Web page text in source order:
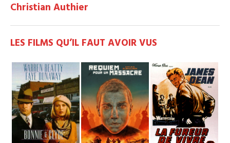
Christian Authier
LES FILMS QU’IL FAUT AVOIR VUS